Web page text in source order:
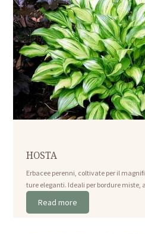
HOSTA
Erbacee perenni, coltivate per il
ture eleganti. Ideali per bordure miste,
Read more